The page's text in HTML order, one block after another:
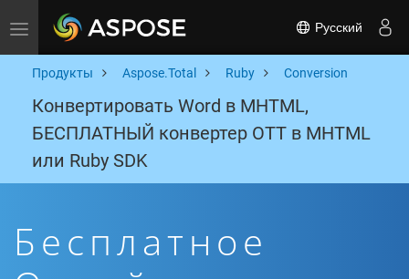
Toggle navigation Русский
Продукты Aspose.Total Ruby Conversion
Конвертировать Word в MHTML,
БЕСПЛАТНЫЙ конвертер OTT в MHTML
или Ruby SDK
Бесплатное